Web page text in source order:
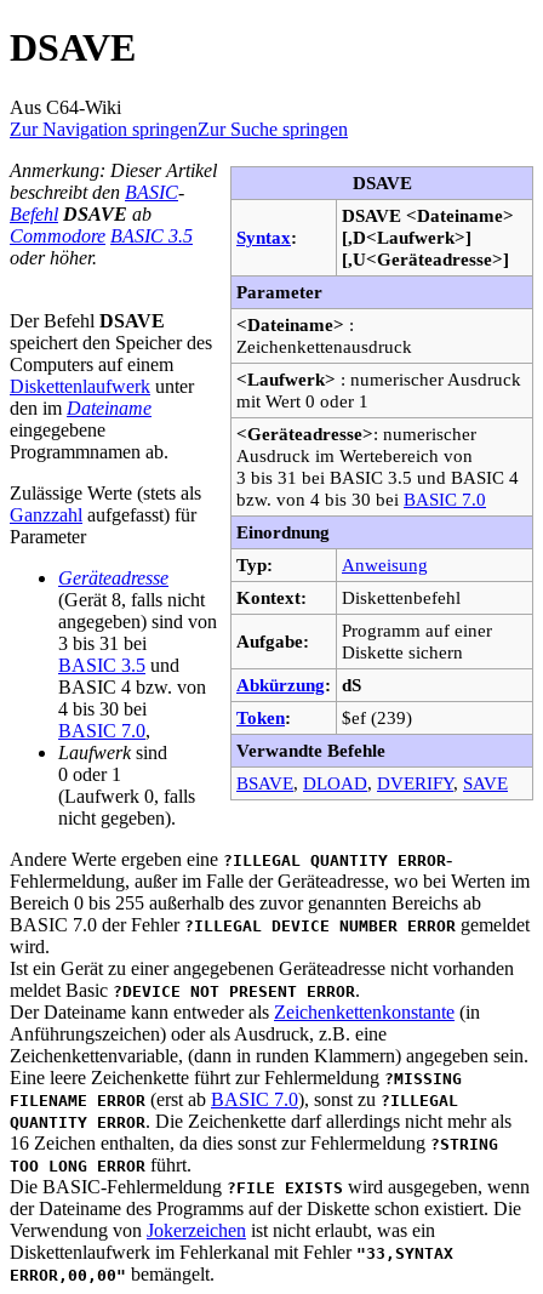
DSAVE
Aus C64-Wiki
Zur Navigation springenZur Suche springen
DSAVE
Syntax:
DSAVE <Dateiname>
[,D<Laufwerk>]
[,U<Geräteadresse>]
Parameter
<Dateiname> :
Zeichenkettenausdruck
<Laufwerk> : numerischer Ausdruck
mit Wert 0 oder 1
<Geräteadresse>: numerischer
Ausdruck im Wertebereich von
3 bis 31 bei BASIC 3.5 und BASIC 4
bzw. von 4 bis 30 bei BASIC 7.0
Einordnung
Typ:
Anweisung
Kontext:
Diskettenbefehl
Aufgabe:
Programm auf einer
Diskette sichern
Abkürzung: dS
Token:
$ef (239)
Verwandte Befehle
BSAVE, DLOAD, DVERIFY, SAVE
Anmerkung: Dieser Artikel
beschreibt den BASIC-
Befehl DSAVE ab
Commodore BASIC 3.5
oder höher.
Der Befehl DSAVE
speichert den Speicher des
Computers auf einem
Diskettenlaufwerk unter
den im Dateiname
eingegebene
Programmnamen ab.
Zulässige Werte (stets als
Ganzzahl aufgefasst) für
Parameter
Geräteadresse
(Gerät 8, falls nicht
angegeben) sind von
3 bis 31 bei
BASIC 3.5 und
BASIC 4 bzw. von
4 bis 30 bei
BASIC 7.0,
Laufwerksind
0 oder 1
(Laufwerk 0, falls
nicht gegeben).
Andere Werte ergeben eine ?ILLEGAL QUANTITY ERROR-
Fehlermeldung, außer im Falle der Geräteadresse, wo bei Werten im
Bereich 0 bis 255 außerhalb des zuvor genannten Bereichs ab
BASIC 7.0 der Fehler ?ILLEGAL DEVICE NUMBER ERROR gemeldet
wird.
Ist ein Gerät zu einer angegebenen Geräteadresse nicht vorhanden
meldet Basic ?DEVICE NOT PRESENT ERROR.
Der Dateiname kann entweder als Zeichenkettenkonstante (in
Anführungszeichen) oder als Ausdruck, z.B. eine
Zeichenkettenvariable, (dann in runden Klammern) angegeben sein.
Eine leere Zeichenkette führt zur Fehlermeldung ?MISSING
FILENAME ERROR (erst ab BASIC 7.0), sonst zu ?ILLEGAL
QUANTITY ERROR. Die Zeichenkette darf allerdings nicht mehr als
16 Zeichen enthalten, da dies sonst zur Fehlermeldung ?STRING
TOO LONG ERROR führt.
Die BASIC-Fehlermeldung ?FILE EXISTS wird ausgegeben, wenn
der Dateiname des Programms auf der Diskette schon existiert. Die
Verwendung von Jokerzeichen ist nicht erlaubt, was ein
Diskettenlaufwerk im Fehlerkanal mit Fehler "33,SYNTAX
ERROR,00,00" bemängelt.